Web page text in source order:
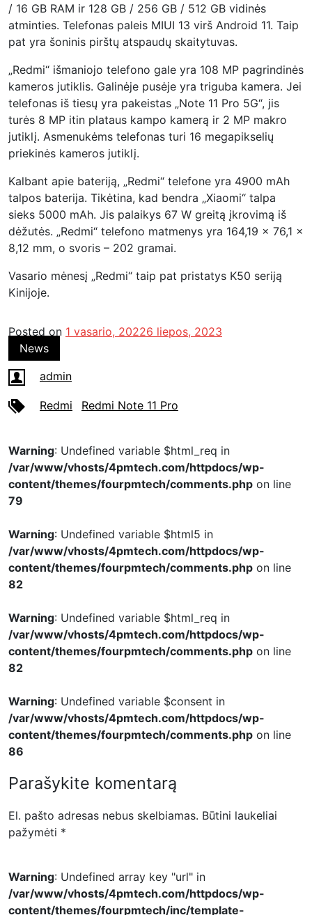
/ 16 GB RAM ir 128 GB / 256 GB / 512 GB vidinės
atminties. Telefonas paleis MIUI 13 virš Android 11. Taip
pat yra šoninis pirštų atspaudų skaitytuvas.
„Redmi“ išmaniojo telefono gale yra 108 MP pagrindinės
kameros jutiklis. Galinėje pusėje yra triguba kamera. Jei
telefonas iš tiesų yra pakeistas „Note 11 Pro 5G“, jis
turės 8 MP itin plataus kampo kamerą ir 2 MP makro
jutiklį. Asmenukėms telefonas turi 16 megapikselių
priekinės kameros jutiklį.
Kalbant apie bateriją, „Redmi“ telefone yra 4900 mAh
talpos baterija. Tikėtina, kad bendra „Xiaomi“ talpa
sieks 5000 mAh. Jis palaikys 67 W greitą įkrovimą iš
dėžutės. „Redmi“ telefono matmenys yra 164,19 x 76,1 x
8,12 mm, o svoris – 202 gramai.
Vasario mėnesį „Redmi“ taip pat pristatys K50 seriją
Kinijoje.
Posted on 1 vasario, 20226 liepos, 2023
News
admin
Redmi Redmi Note 11 Pro
Warning: Undefined variable $html_req in
/var/www/vhosts/4pmtech.com/httpdocs/wp-
content/themes/fourpmtech/comments.php on line
79
Warning: Undefined variable $html5 in
/var/www/vhosts/4pmtech.com/httpdocs/wp-
content/themes/fourpmtech/comments.php on line
82
Warning: Undefined variable $html_req in
/var/www/vhosts/4pmtech.com/httpdocs/wp-
content/themes/fourpmtech/comments.php on line
82
Warning: Undefined variable $consent in
/var/www/vhosts/4pmtech.com/httpdocs/wp-
content/themes/fourpmtech/comments.php on line
86
Parašykite komentarą
El. pašto adresas nebus skelbiamas. Būtini laukeliai
pažymėti *
Warning: Undefined array key "url" in
/var/www/vhosts/4pmtech.com/httpdocs/wp-
content/themes/fourpmtech/inc/template-